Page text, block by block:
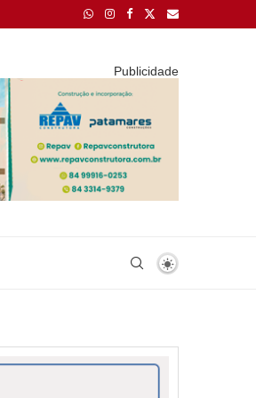
Publicidade